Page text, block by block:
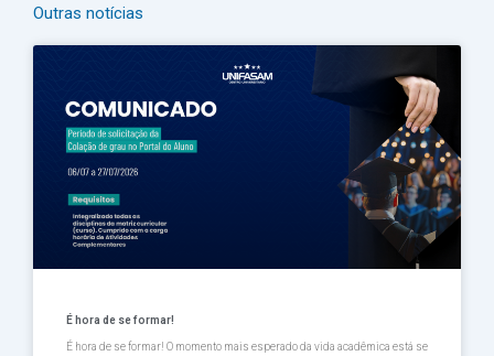
Outras notícias
É hora de se formar!
É hora de se formar! O momento mais esperado da vida acadêmica está se
PáginaPágina
PáginaPáginaPágina